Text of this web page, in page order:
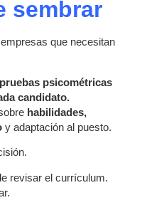
sembrar
que necesitan
psicométricas
candidato.
habilidades,
y adaptación al puesto.
revisar el currículum.